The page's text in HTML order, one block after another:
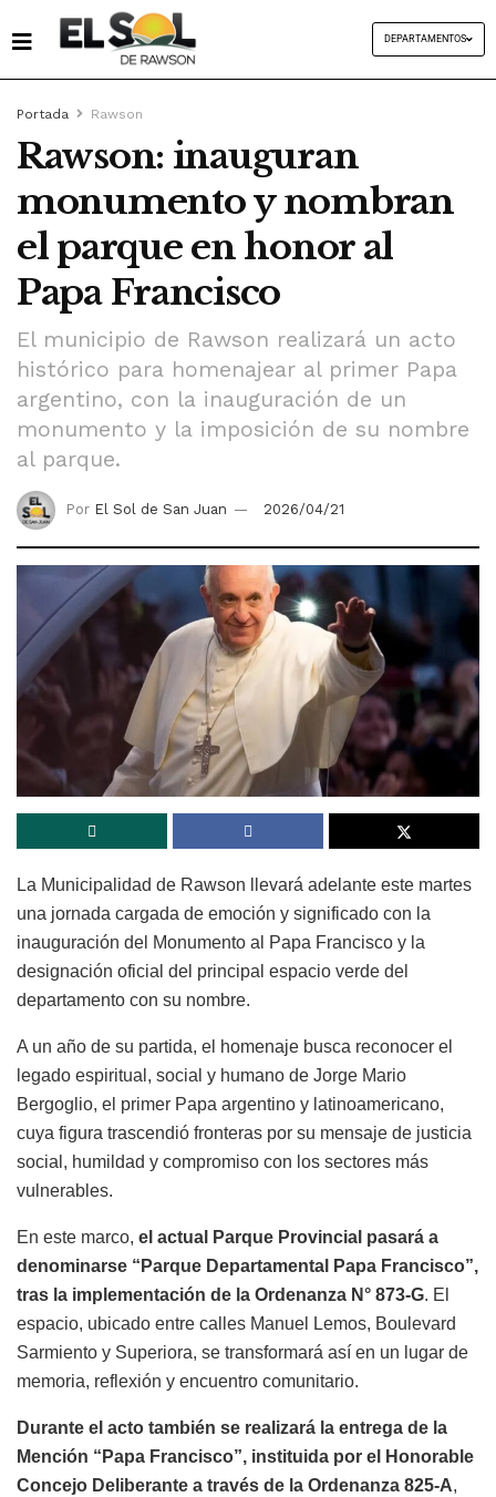
DEPARTAMENTOS
Portada Rawson
Rawson: inauguran
monumento y nombran
el parque en honor al
Papa Francisco
El municipio de Rawson realizará un acto
histórico para homenajear al primer Papa
argentino, con la inauguración de un
monumento y la imposición de su nombre
al parque.
Por El Sol de San Juan 2026/04/21
La Municipalidad de Rawson llevará adelante este martes
una jornada cargada de emoción y significado con la
inauguración del Monumento al Papa Francisco y la
designación oficial del principal espacio verde del
departamento con su nombre.
A un año de su partida, el homenaje busca reconocer el
legado espiritual, social y humano de Jorge Mario
Bergoglio, el primer Papa argentino y latinoamericano,
cuya figura trascendió fronteras por su mensaje de justicia
social, humildad y compromiso con los sectores más
vulnerables.
En este marco, el actual Parque Provincial pasará a
denominarse “Parque Departamental Papa Francisco”,
tras la implementación de la Ordenanza N° 873-G. El
espacio, ubicado entre calles Manuel Lemos, Boulevard
Sarmiento y Superiora, se transformará así en un lugar de
memoria, reflexión y encuentro comunitario.
Durante el acto también se realizará la entrega de la
Mención “Papa Francisco”, instituida por el Honorable
Concejo Deliberante a través de la Ordenanza 825-A,